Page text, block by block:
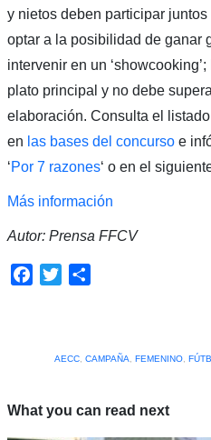
y nietos deben participar
optar a la posibilidad de ganar
intervenir en un
plato principal y no debe
elaboración. Consulta el
en las bases del concursoe
‘Por 7 razones‘ o en el
Más información
Autor: Prensa FFCV
Facebook
Twitter
AECC, CAMPAÑA FEMENINO,
What you can read next